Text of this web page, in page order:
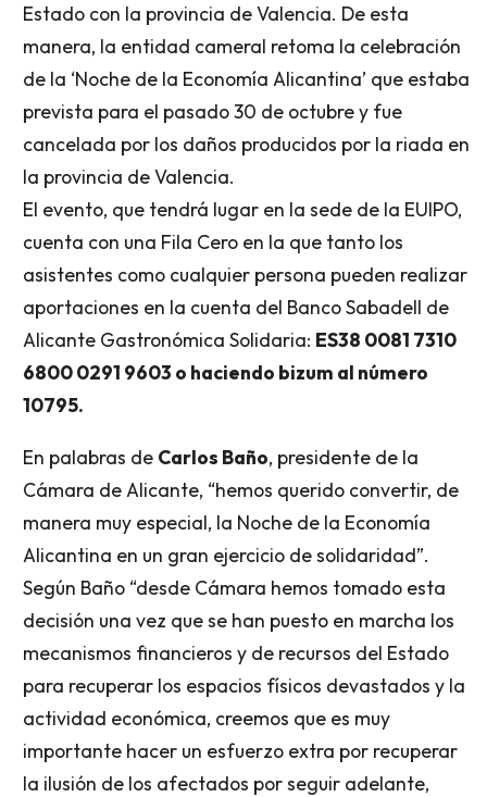
Estado con la provincia de Valencia. De esta
manera, la entidad cameral retoma la celebración
de la ‘Noche de la Economía Alicantina’ que estaba
prevista para el pasado 30 de octubre y fue
cancelada por los daños producidos por la riada en
la provincia de Valencia.
El evento, que tendrá lugar en la sede de la EUIPO,
cuenta con una Fila Cero en la que tanto los
asistentes como cualquier persona pueden realizar
aportaciones en la cuenta del Banco Sabadell de
Alicante Gastronómica Solidaria: ES38 0081 7310
6800 0291 9603 o haciendo bizum al número
10795.
En palabras de Carlos Baño, presidente de la
Cámara de Alicante, “hemos querido convertir, de
manera muy especial, la Noche de la Economía
Alicantina en un gran ejercicio de solidaridad”.
Según Baño “desde Cámara hemos tomado esta
decisión una vez que se han puesto en marcha los
mecanismos financieros y de recursos del Estado
para recuperar los espacios físicos devastados y la
actividad económica, creemos que es muy
importante hacer un esfuerzo extra por recuperar
la ilusión de los afectados por seguir adelante,